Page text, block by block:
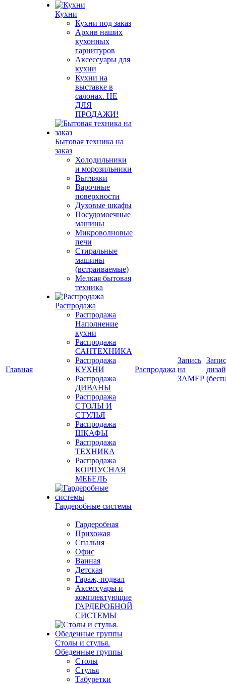
Главная
Кухни
Кухни под заказ
Архив наших
кухонных
гарнитуров
Аксессуары для
кухни
Кухни на
выставке в
салонах. НЕ
ДЛЯ
ПРОДАЖИ!
Бытовая техника на
заказ
Холодильники
и морозильники
Вытяжки
Варочные
поверхности
Духовые шкафы
Посудомоечные
машины
Микроволновые
печи
Стиральные
машины
(встраиваемые)
Мелкая бытовая
техника
Распродажа
Распродажа
Наполнение
кухни
Распродажа
САНТЕХНИКА
Распродажа
КУХНИ
Распродажа
ДИВАНЫ
Распродажа
СТОЛЫ И
СТУЛЬЯ
Распродажа
ШКАФЫ
Распродажа
ТЕХНИКА
Распродажа
КОРПУСНАЯ
МЕБЕЛЬ
Гардеробные системы
Гардеробная
Прихожая
Спальня
Офис
Ванная
Детская
Гараж, подвал
Аксессуары и
комплектующие
ГАРДЕРОБНОЙ
СИСТЕМЫ
Столы и стулья.
Обеденные группы
Столы
Стулья
Табуретки
Распродажа
Запись
на
ЗАМЕР